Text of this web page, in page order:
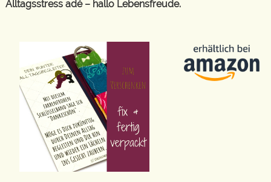
Alltagsstress adé – hallo Lebensfreude.